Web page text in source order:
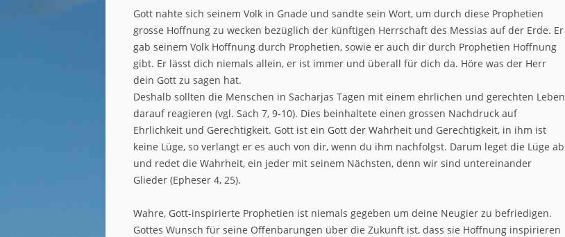
Gott nahte sich seinem Volk in Gnade und sandte sein Wort, um durch diese Prophetien
grosse Hoffnung zu wecken bezüglich der künftigen Herrschaft des Messias auf der Erde. Er
gab seinem Volk Hoffnung durch Prophetien, sowie er auch dir durch Prophetien Hoffnung
gibt. Er lässt dich niemals allein, er ist immer und überall für dich da. Höre was der Herr
dein Gott zu sagen hat.
Deshalb sollten die Menschen in Sacharjas Tagen mit einem ehrlichen und gerechten Leben
darauf reagieren (vgl. Sach 7, 9-10). Dies beinhaltete einen grossen Nachdruck auf
Ehrlichkeit und Gerechtigkeit. Gott ist ein Gott der Wahrheit und Gerechtigkeit, in ihm ist
keine Lüge, so verlangt er es auch von dir, wenn du ihm nachfolgst. Darum leget die Lüge ab
und redet die Wahrheit, ein jeder mit seinem Nächsten, denn wir sind untereinander
Glieder (Epheser 4, 25).
Wahre, Gott-inspirierte Prophetien ist niemals gegeben um deine Neugier zu befriedigen.
Gottes Wunsch für seine Offenbarungen über die Zukunft ist, dass sie Hoffnung inspirieren